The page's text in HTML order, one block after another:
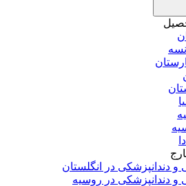
دندانپزشکی در انگلستان
دندانپزشکی در روسیه